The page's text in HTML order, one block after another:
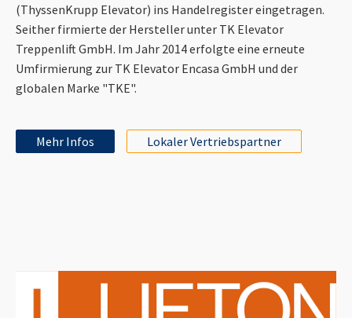
(ThyssenKrupp Elevator) ins Handelregister eingetragen.
Seither firmierte der Hersteller unter TK Elevator
Treppenlift GmbH. Im Jahr 2014 erfolgte eine erneute
Umfirmierung zur TK Elevator Encasa GmbH und der
globalen Marke "TKE".
Mehr Infos Lokaler Vertriebspartner